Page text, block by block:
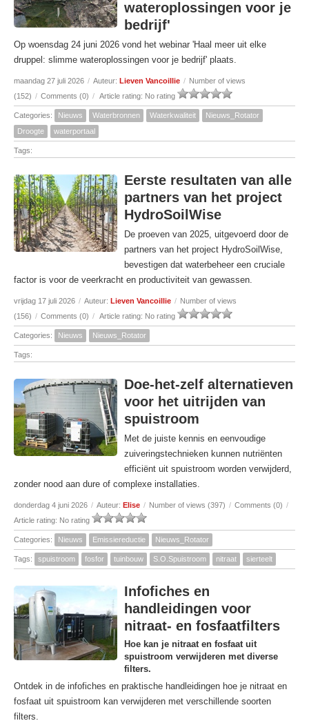
wateroplossingen voor je
bedrijf'
Op woensdag 24 juni 2026 vond het webinar 'Haal meer uit elke
druppel: slimme wateroplossingen voor je bedrijf' plaats.
maandag 27 juli 2026 / Auteur: Lieven Vancoillie / Number of views
(152) / Comments (0) / Article rating: No rating
Categories: Nieuws Waterbronnen Waterkwaliteit
Nieuws_Rotator
Droogte
waterportaal
Tags:
Eerste resultaten van alle
partners van het project
HydroSoilWise
De proeven van 2025, uitgevoerd door de
partners van het project HydroSoilWise,
bevestigen dat waterbeheer een cruciale
factor is voor de veerkracht en productiviteit van gewassen.
vrijdag 17 juli 2026 / Auteur: Lieven Vancoillie / Number of views
(156) / Comments (0) / Article rating: No rating
Categories: Nieuws Nieuws_Rotator
Tags:
Doe-het-zelf alternatieven
voor het uitrijden van
spuistroom
Met de juiste kennis en eenvoudige
zuiveringstechnieken kunnen nutriënten
efficiënt uit spuistroom worden verwijderd,
zonder nood aan dure of complexe installaties.
donderdag 4 juni 2026 / Auteur: Elise / Number of views (397) / Comments (0) /
Article rating: No rating
Categories: Nieuws Emissiereductie Nieuws_Rotator
Tags: spuistroom fosfor tuinbouw S.O.Spuistroom nitraat sierteelt
Infofiches en
handleidingen voor
nitraat- en fosfaatfilters
Hoe kan je nitraat en fosfaat uit
spuistroom verwijderen met diverse
filters.
Ontdek in de infofiches en praktische handleidingen hoe je nitraat en
fosfaat uit spuistroom kan verwijderen met verschillende soorten
filters.